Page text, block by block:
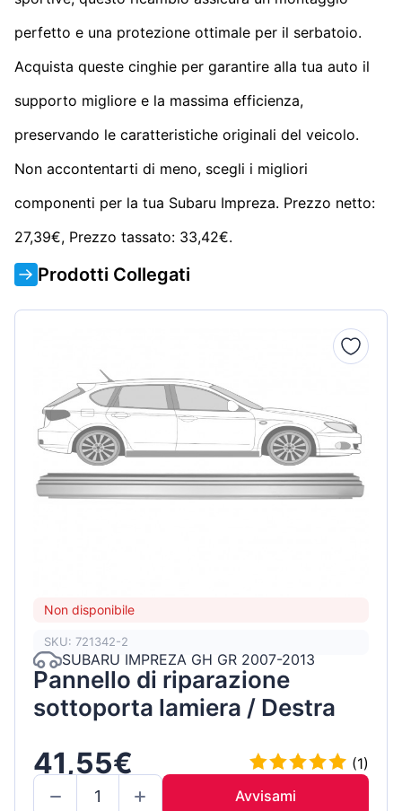
perfetto e una protezione ottimale per il serbatoio.
Acquista queste cinghie per garantire alla tua auto il
supporto migliore e la massima efficienza,
preservando le caratteristiche originali del veicolo.
Non accontentarti di meno, scegli i migliori
componenti per la tua Subaru Impreza. Prezzo netto:
27,39€, Prezzo tassato: 33,42€.
Prodotti Collegati
Non disponibile
SKU: 721342-2
SUBARU IMPREZA GH GR 2007-2013
Pannello di riparazione
sottoporta lamiera / Destra
41,55€
(1)
Avvisami